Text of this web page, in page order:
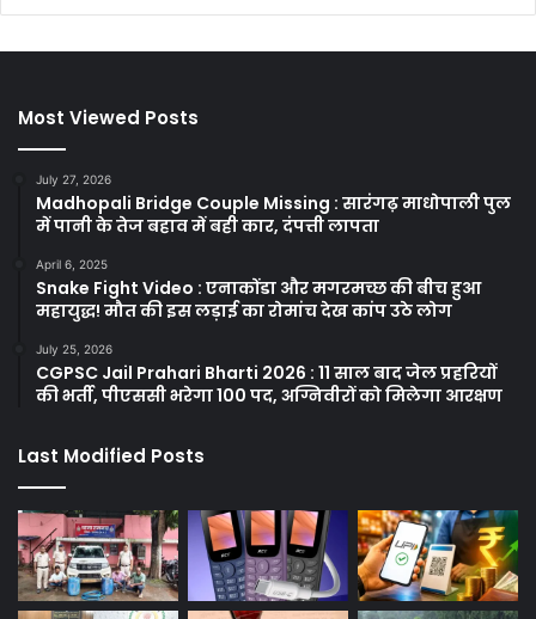
Most Viewed Posts
July 27, 2026
Madhopali Bridge Couple Missing : सारंगढ़ माधोपाली पुल
में पानी के तेज बहाव में बही कार, दंपत्ती लापता
April 6, 2025
Snake Fight Video : एनाकोंडा और मगरमच्छ की बीच हुआ
महायुद्ध! मौत की इस लड़ाई का रोमांच देख कांप उठे लोग
July 25, 2026
CGPSC Jail Prahari Bharti 2026 : 11 साल बाद जेल प्रहरियों
की भर्ती, पीएससी भरेगा 100 पद, अग्निवीरों को मिलेगा आरक्षण
Last Modified Posts